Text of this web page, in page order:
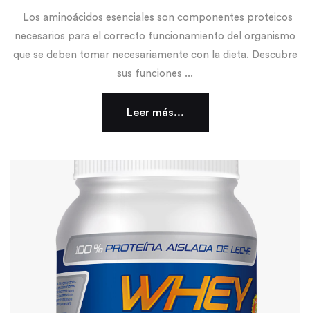
Los aminoácidos esenciales son componentes proteicos
necesarios para el correcto funcionamiento del organismo
que se deben tomar necesariamente con la dieta. Descubre
sus funciones ...
Leer más...